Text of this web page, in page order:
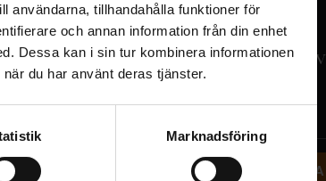
användarna, tillhandahålla funktioner för
och annan information från din enhet
Dessa kan i sin tur kombinera informationen
du har använt deras tjänster.
Marknadsföring
NYHETSBREV
PRENUMERERA